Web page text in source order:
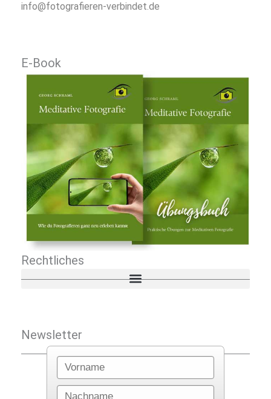
info@fotografieren-verbindet.de
E-Book
Rechtliches
Newsletter